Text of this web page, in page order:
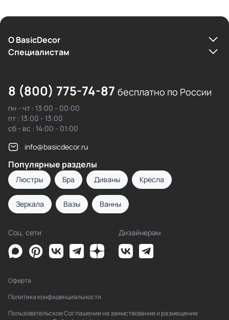
О BasicDecor
Cпециалистам
8 (800) 775-74-87 бесплатно по России
пн - чт : 13:00 - 00:00
пт : 13:00 - 13:00
сб - вс : 14:00 - 01:00
info@basicdecor.ru
Популярные разделы
Люстры Бра Диваны Кресла
Зеркала Вазы Ванны
Соц. сети Дизайнерам
Оферта
Политика конфиденциальности
Пользовательское Соглашение на заимствование и размещение